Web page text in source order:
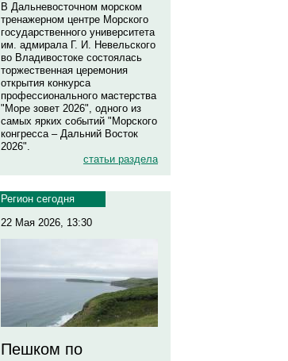
В Дальневосточном морском
тренажерном центре Морского
государственного университета
им. адмирала Г. И. Невельского
во Владивостоке состоялась
торжественная церемония
открытия конкурса
профессионального мастерства
"Море зовет 2026", одного из
самых ярких событий "Морского
конгресса – Дальний Восток
2026".
статьи раздела
Регион сегодня
22 Мая 2026, 13:30
Пешком по